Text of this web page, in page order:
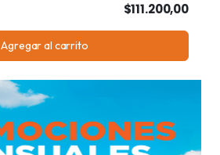
$111.200,00
Agregar al carrito